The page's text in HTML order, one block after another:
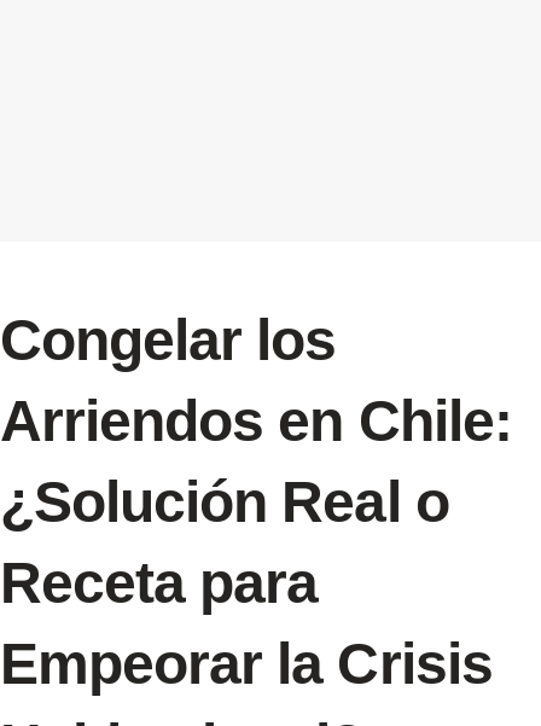
Congelar los
Arriendos en Chile:
¿Solución Real o
Receta para
Empeorar la Crisis